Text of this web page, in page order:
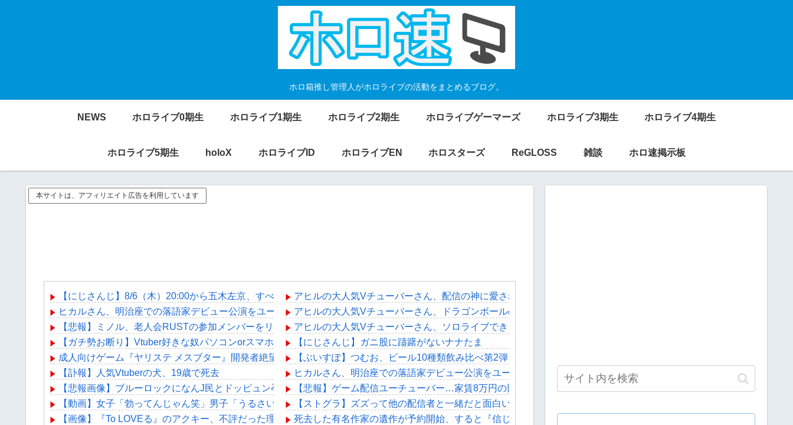
ホロ箱推し管理人がホロライブの活動をまとめるブログ。
NEWS ホロライブ0期生 ホロライブ1期生 ホロライブ2期生 ホロライブゲーマーズ ホロライブ3期生 ホロライブ4期生
ホロライブ5期生 holoX ホロライブID ホロライブEN ホロスターズ ReGLOSS 雑談 ホロ速掲示板
本サイトは、アフィリエイト広告を利用しています
【にじさんじ】8/6（木）20:00から五木左京、すべての記録をメモ帳で行う、長尾景先輩に表計算ソフトの便利さを知っていただく
ヒカルさん、明治座での落語家デビュー公演をユーチューブで全編公開 9月の2回目の公演も発表
【悲報】ミノル、老人会RUSTの参加メンバーをリークしていた模様…
【ガチ勢お断り】Vtuber好きな奴パソコンorスマホ用のスピーカー何使ってる？コスパ良いの教えてくれ
成人向けゲーム『ヤリステ メスブター』開発者絶望、銀行がsteamからの入金を拒否→金が入ってなくても売上金額分の納税義務あり
【訃報】人気Vtuberの犬、19歳で死去
【悲報画像】ブルーロックになんJ民とドッピュン孕ませ男登場www
【動画】女子「勃ってんじゃん笑」男子「うるさい//」女子「キャハハ！」→フ●ラ開始ｗｗｗｗｗｗｗｗｗｗ
【画像】『To LOVEる』のアクキー、不評だった理由が明確すぎる
アヒルの大人気Vチューバーさん、配信の神に愛されてるとしか思えない確率の偏りｗ
アヒルの大人気Vチューバーさん、ドラゴンボールの原作読んでるのに解像度が高くない？
アヒルの大人気Vチューバーさん、ソロライブできる実力は既にあるの？
【にじさんじ】ガニ股に躊躇がないナナたま
【ぶいすぽ】つむお、ビール10種類飲み比べ第2弾！「最近は焼肉屋で最初にビールを頼むくらい好き」
ヒカルさん、明治座での落語家デビュー公演をユーチューブで全編公開 9月の2回目の公演も発表
【悲報】ゲーム配信ユーチューバー…家賃8万円の部屋で深夜配信→管理会社から厳重注意されてお気持ち表明
【ストグラ】ズズって他の配信者と一緒だと面白いんだよな
死去した有名作家の遺作が予約開始、すると『信じられない問い合わせがあった』と書店員が明らかにして……